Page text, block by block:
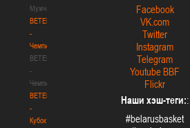
Мужчины
BETERA
-
Чемпионат
BETERA
-
Чемпионат
BETERA
-
Кубок
Facebook
VK.com
Twitter
Instagram
Telegram
Youtube BBF
Flickr
Наши хэш-теги::
#belarusbasket